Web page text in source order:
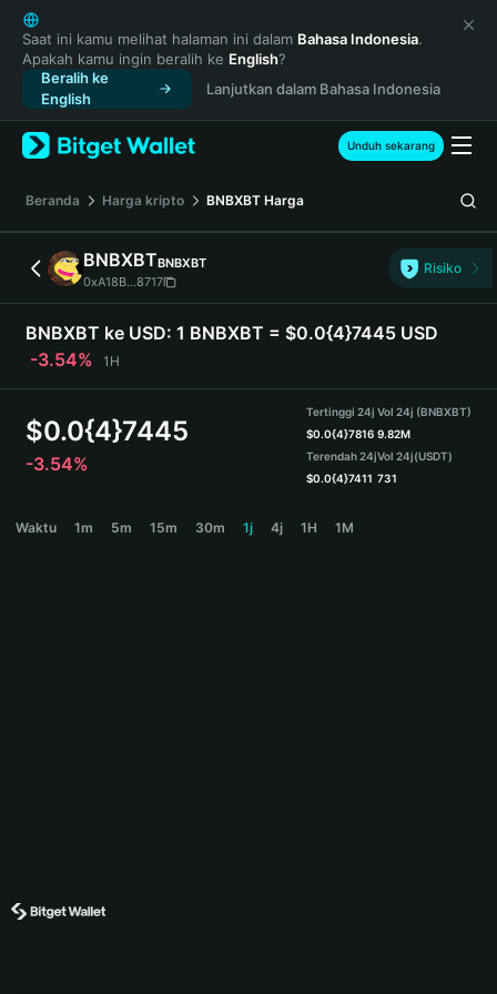
English
日本語
Tiếng Việt
Русский
Español (Latinoamérica)
Türkçe
Français
Deutsch
简体中文
繁體中文
Português (Portugal)
Bahasa Indonesia
ภาษาไทย
हिन्दी
Español
Português (Brasil)
Saat ini kamu melihat halaman ini dalam Bahasa Indonesia.
Apakah kamu ingin beralih ke English?
Beralih ke
English
Lanjutkan dalam Bahasa Indonesia
Unduh sekarang
Beranda Harga kripto BNBXBT Harga
BNBXBTBNBXBT
0xA18B...8717
Risiko
BNBXBT ke USD: 1 BNBXBT = $0.0{4}7445 USD
-3.54%
1H
$0.0{4}7445
-3.54%
Tertinggi 24j
$0.0{4}7816
Terendah 24j
$0.0{4}7411
Vol 24j (BNBXBT)
9.82M
Vol 24j(USDT)
731
Waktu 1m 5m 15m 30m 1j 4j 1H 1M